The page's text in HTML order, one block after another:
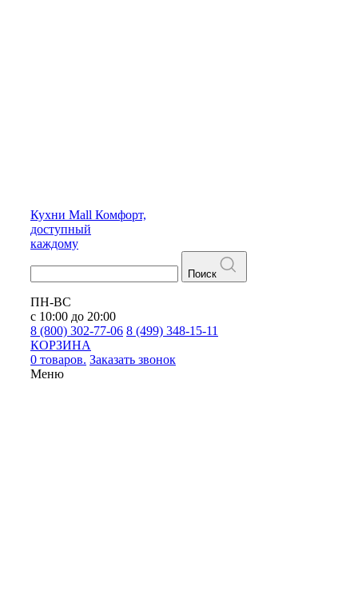
Кухни Mall Комфорт,
доступный
каждому
Поиск
ПН-ВС
с 10:00 до 20:00
8 (800) 302-77-06 8 (499) 348-15-11
КОРЗИНА
0 товаров. Заказать звонок
Меню